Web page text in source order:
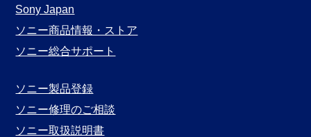
Sony Japan
ソニー商品情報・ストア
ソニー総合サポート
ソニー製品登録
ソニー修理のご相談
ソニー取扱説明書